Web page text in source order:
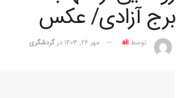
برج آزادی/ عکس
توسط ali مهر ۲۶, ۱۴۰۳ در گردشگری